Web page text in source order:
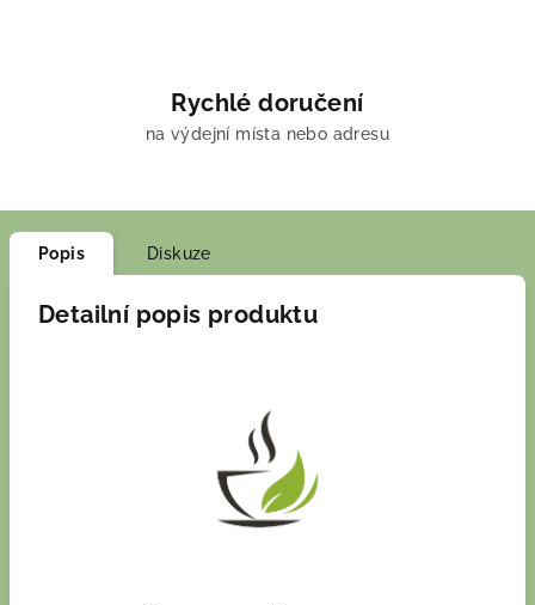
Rychlé doručení
na výdejní místa nebo adresu
Popis Diskuze
Detailní popis produktu